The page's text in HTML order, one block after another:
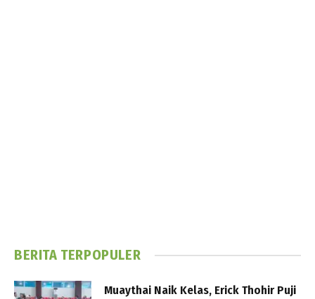
BERITA TERPOPULER
Muaythai Naik Kelas, Erick Thohir Puji